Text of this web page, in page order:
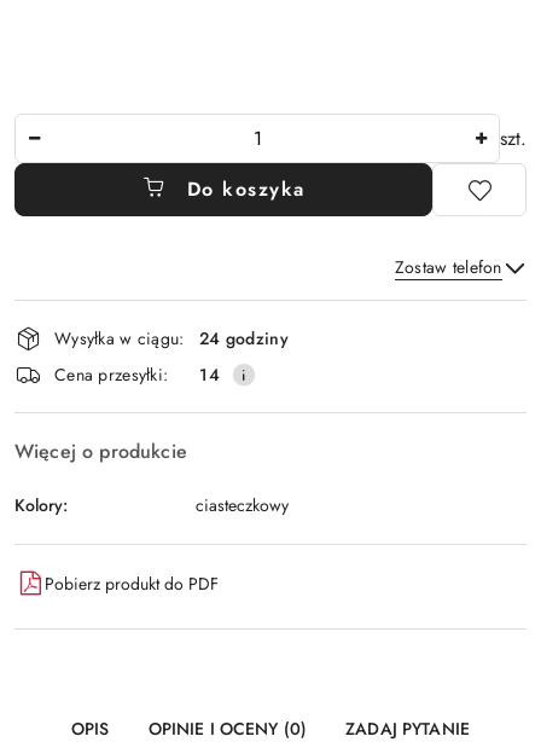
szt.
Do koszyka
Zostaw telefon
Wyślij
Dostępność
i
dostawa
Wysyłka w ciągu:
24 godziny
Cena przesyłki:
14
Więcej o produkcie
Kolory: ciasteczkowy
Pobierz produkt do PDF
OPIS OPINIE I OCENY (0) ZADAJ PYTANIE